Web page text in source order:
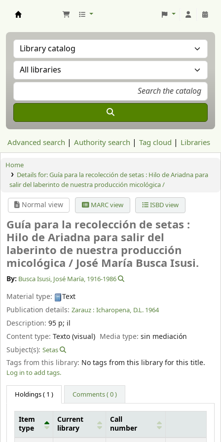
Advanced search Authority search Tag cloud Libraries
Home
Details for:Guía para la recolección de setas : Hilo de Ariadna para
salir del laberinto de nuestra producción micológica /
Normal view MARC view ISBD view
Guía para la recolección de setas :
Hilo de Ariadna para salir del
laberinto de nuestra producción
micológica / José María Busca Isusi.
By: Busca Isusi, José María, 1916-1986
Material type:
Text
Publication details: Zarauz : Icharopena, D.L. 1964
Description: 95 p; il
Content type: Texto (visual) Media type:sin mediación
Subject(s): Setas
Tags from this library: No tags from this library for this title.
Log in to add tags.
Holdings( 1 ) Comments ( 0 )
Item
type
Current
library
Call
number